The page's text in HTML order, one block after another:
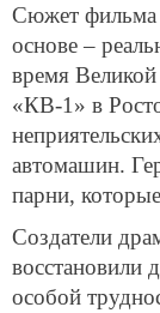
Сюжет фильма
основе –
время
«КВ-1» в
автомашин.
парни,
Создатели
восстановили
особой